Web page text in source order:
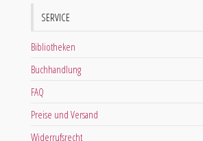
SERVICE
Bibliotheken
Buchhandlung
FAQ
Preise und Versand
Widerrufsrecht